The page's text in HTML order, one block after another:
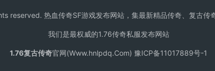
热血传奇SF游戏发布网站，集最新精品传奇、复古传
我们是最权威的1.76传奇私服发布网站
1.76复古传奇官网(Www.hnlpdq.Com) 豫ICP备11017889号-1